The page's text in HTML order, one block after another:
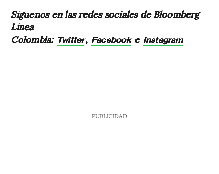
Síguenos en las redes sociales de Bloomberg
Línea
Colombia: Twitter, Facebooke Instagram
PUBLICIDAD